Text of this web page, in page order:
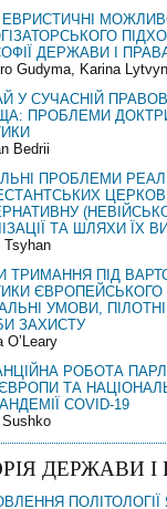
ЕВРИСТИЧНІ
ДЕРЖАВИ І
Gudyma, Karina
У СУЧАСНІЙ
ПРОБЛЕМИ
Bedrii
ПРОБЛЕМИ
ТА ШЛЯХИ ЇХ
Tsyhan
ТРИМАННЯ ПІД
УМОВИ,
ЗАХИСТУ
O’Leary
РОБОТА
ТА
COVID-19
ДЕРЖАВИ І